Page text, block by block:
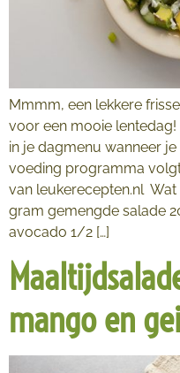
Mmmm, een lekkere
voor een mooie lentedag!
in je dagmenu wanneer
voeding programma
van leukerecepten.nl Wat
gram gemengde salade
avocado 1/2 […]
mango en